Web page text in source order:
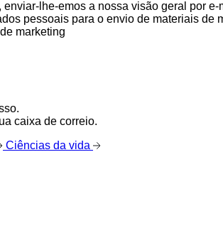
lhe-emos a nossa visão geral por e-
pessoais para o envio de materiais de
marketing
caixa de correio.
Ciências da vida